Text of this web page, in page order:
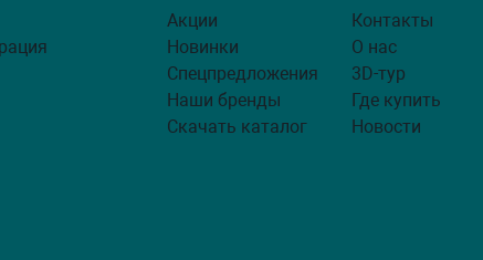
Акции
Новинки
Спецпредложения
Наши бренды
Скачать каталог
Контакты
О нас
3D-тур
Где купить
Новости